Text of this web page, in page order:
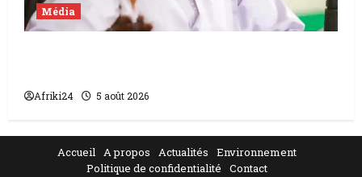
Média
Afriki24 5 août 2026
Accueil A propos Actualités
Environnement
Politique de confidentialité
Contact